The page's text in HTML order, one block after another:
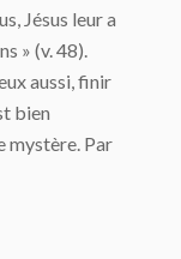
Jésus leur a
» (v. 48).
aussi, finir
bien
mystère. Par